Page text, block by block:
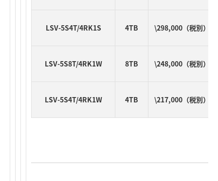
LSV-5S4T/4RK1S 4TB \298,000（税別）
LSV-5S8T/4RK1W 8TB \248,000（税別）
LSV-5S4T/4RK1W 4TB \217,000（税別）